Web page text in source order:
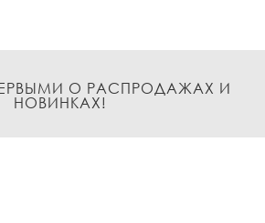
О РАСПРОДАЖАХ И
НОВИНКАХ!